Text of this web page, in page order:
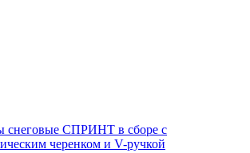
снеговые СПРИНТ в сборе с
черенком и V-ручкой